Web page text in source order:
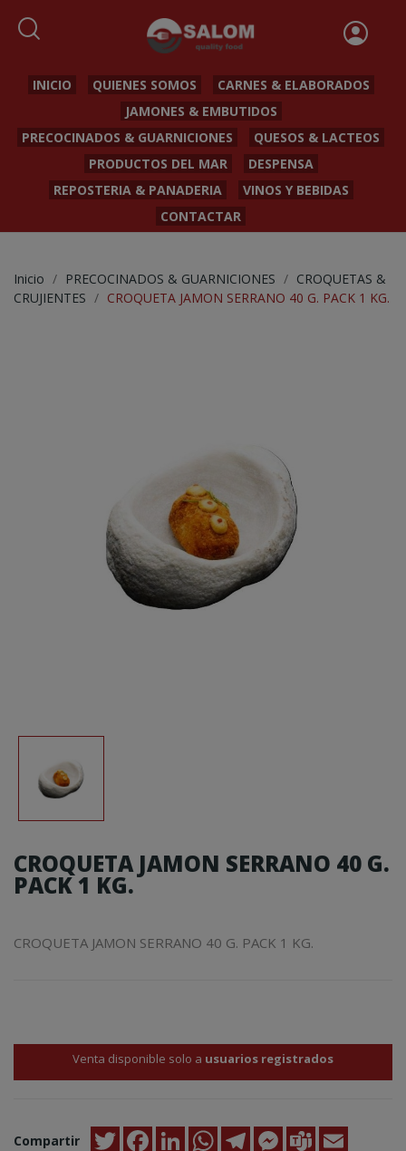
INICIO QUIENES SOMOS
CARNES & ELABORADOS
JAMONES & EMBUTIDOS
PRECOCINADOS & GUARNICIONES
QUESOS & LACTEOS
PRODUCTOS DEL MAR
DESPENSA
REPOSTERIA & PANADERIA
VINOS Y BEBIDAS
CONTACTAR
Inicio PRECOCINADOS & GUARNICIONES
CROQUETAS &
CRUJIENTES
CROQUETA JAMON SERRANO 40 G. PACK 1 KG.
CROQUETA JAMON SERRANO 40 G.
PACK 1 KG.
CROQUETA JAMON SERRANO 40 G. PACK 1 KG.
Venta disponible solo a usuarios registrados
Compartir TwitterFacebookLinkedInWhatsAppTelegramMessenger
Teams